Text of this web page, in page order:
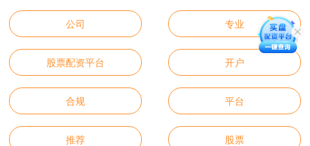
公司 专业
股票配资平台 开户
合规 平台
推荐 股票